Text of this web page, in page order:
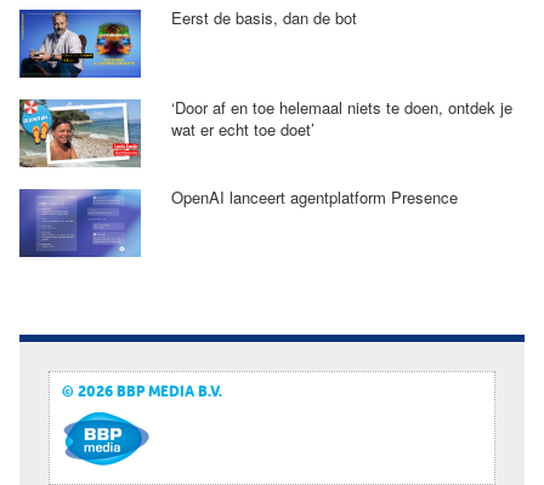
Eerst de basis, dan de bot
‘Door af en toe helemaal niets te doen, ontdek je
wat er echt toe doet’
OpenAI lanceert agentplatform Presence
© 2026 BBP MEDIA B.V.